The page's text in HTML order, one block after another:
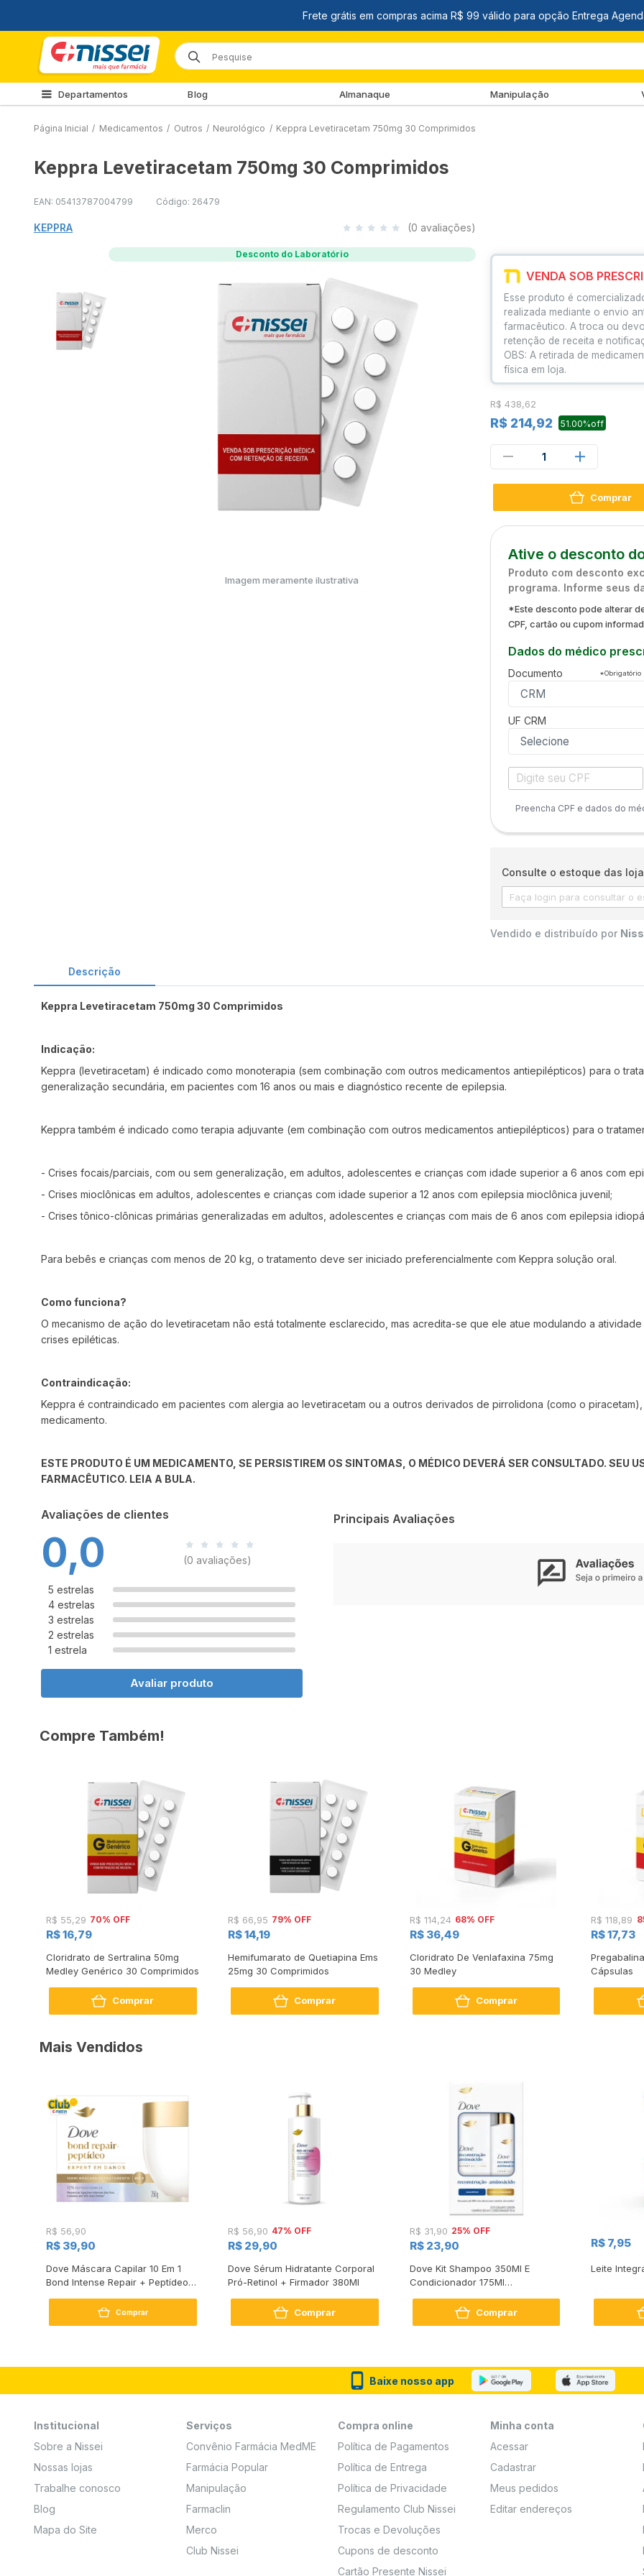
Departamentos Blog Almanaque Manipulação
Página Inicial / Medicamentos / Outros / Neurológico / Keppra Levetiracetam 750mg 30 Comprimidos
Keppra Levetiracetam 750mg 30 Comprimidos
EAN: 05413787004799 Código: 26479
KEPPRA (0 avaliações)
Desconto do Laboratório
Imagem meramente ilustrativa
VENDA SOB
Esse produto é
realizada mediante o envio
farmacêutico. A troca ou
retenção de receita e
OBS: A retirada de
física em loja.
R$ 438,62
R$ 214,92 51.00%off
1
Comprar
Ative o desconto
Produto com desconto
programa. Informe seus
*Este desconto pode alterar
CPF, cartão ou cupom
Dados do médico
Documento *Obrigatório
UF CRM
Preencha CPF e dados do
Consulte o estoque das
Vendido e distribuído por
Descrição
Keppra Levetiracetam 750mg 30 Comprimidos
Indicação:
Keppra (levetiracetam) é indicado como monoterapia (sem combinação com outros medicamentos antiepilépticos) para o
generalização secundária, em pacientes com 16 anos ou mais e diagnóstico recente de epilepsia.
Keppra também é indicado como terapia adjuvante (em combinação com outros medicamentos antiepilépticos) para o
- Crises focais/parciais, com ou sem generalização, em adultos, adolescentes e crianças com idade superior a 6 anos com
- Crises mioclônicas em adultos, adolescentes e crianças com idade superior a 12 anos com epilepsia mioclônica juvenil;
- Crises tônico-clônicas primárias generalizadas em adultos, adolescentes e crianças com mais de 6 anos com epilepsia
Para bebês e crianças com menos de 20 kg, o tratamento deve ser iniciado preferencialmente com Keppra solução oral.
Como funciona?
O mecanismo de ação do levetiracetam não está totalmente esclarecido, mas acredita-se que ele atue modulando a
crises epiléticas.
Contraindicação:
Keppra é contraindicado em pacientes com alergia ao levetiracetam ou a outros derivados de pirrolidona (como o
medicamento.
ESTE PRODUTO É UM MEDICAMENTO, SE PERSISTIREM OS SINTOMAS, O MÉDICO DEVERÁ SER CONSULTADO. SEU
FARMACÊUTICO. LEIA A BULA.
Avaliações de clientes
0,0 (0 avaliações)
5 estrelas
4 estrelas
3 estrelas
2 estrelas
1 estrela
Avaliar produto
Principais Avaliações
Compre Também!
R$ 55,29 70% OFF
R$ 16,79
Cloridrato de Sertralina 50mg
Medley Genérico 30 Comprimidos
Comprar
R$ 66,95 79% OFF
R$ 14,19
Hemifumarato de Quetiapina Ems
25mg 30 Comprimidos
Comprar
R$ 114,24 68% OFF
R$ 36,49
Cloridrato De Venlafaxina 75mg
30 Medley
Comprar
R$ 118,89
R$ 17,73
Cápsulas
Mais Vendidos
R$ 56,90
R$ 39,90
Dove Máscara Capilar 10 Em 1
Bond Intense Repair + Peptídeo
250G
Comprar
R$ 56,90 47% OFF
R$ 29,90
Dove Sérum Hidratante Corporal
Pró-Retinol + Firmador 380Ml
Comprar
R$ 31,90 25% OFF
R$ 23,90
Dove Kit Shampoo 350Ml E
Condicionador 175Ml
Reconstrução + Aminoácido
Comprar
R$ 7,95
Leite
Baixe nosso app
Institucional
Sobre a Nissei
Nossas lojas
Trabalhe conosco
Blog
Mapa do Site
Serviços
Convênio Farmácia MedME
Farmácia Popular
Manipulação
Farmaclin
Merco
Club Nissei
Compra online
Política de Pagamentos
Política de Entrega
Política de Privacidade
Regulamento Club Nissei
Trocas e Devoluções
Cupons de desconto
Cartão Presente Nissei
Minha conta
Acessar
Cadastrar
Meus pedidos
Editar endereços